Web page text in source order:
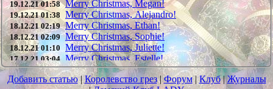
19.12.21 01:58 Merry Christmas, Megan!
19.12.21 01:38 Merry Christmas, Alejandro!
18.12.21 02:19 Merry Christmas, Ethan!
18.12.21 02:09 Merry Christmas, Sophie!
18.12.21 01:10 Merry Christmas, Juliette!
17.12.21 03:04 Merry Christmas, Estelle!
17.12.21 02:49 Merry Christmas, Caroline!
17.12.21 02:40 Merry Christmas, Anastasia!
Добавить статью|Королевство грез|Форум|Клуб|Журналы